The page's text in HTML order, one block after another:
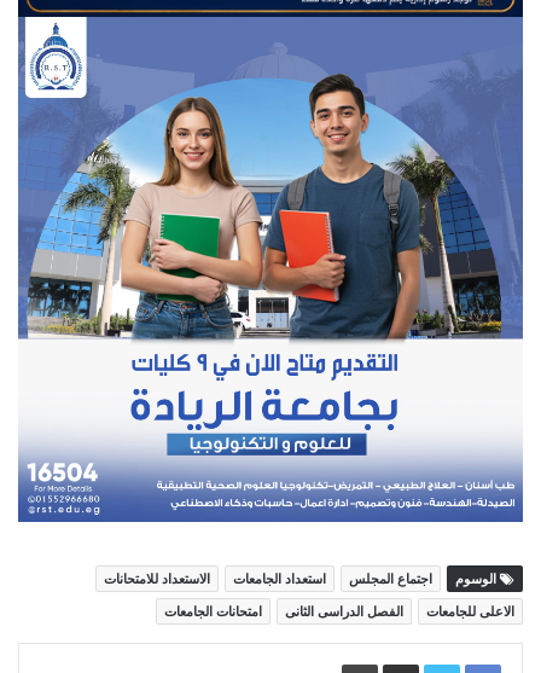
الوسوم اجتماع المجلس استعداد الجامعات الاستعداد للامتحانات
الاعلى للجامعات الفصل الدراسى الثانى امتحانات الجامعات